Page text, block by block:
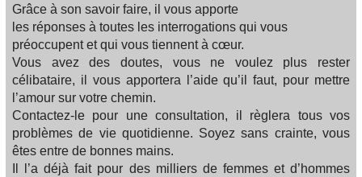
Grâce à son savoir faire, il vous apporte
les réponses à toutes les interrogations qui vous
préoccupent et qui vous tiennent à cœur.
Vous avez des doutes, vous ne voulez plus rester
célibataire, il vous apportera l’aide qu’il faut, pour mettre
l’amour sur votre chemin.
Contactez-le pour une consultation, il règlera tous vos
problèmes de vie quotidienne. Soyez sans crainte, vous
êtes entre de bonnes mains.
Il l’a déjà fait pour des milliers de femmes et d’hommes